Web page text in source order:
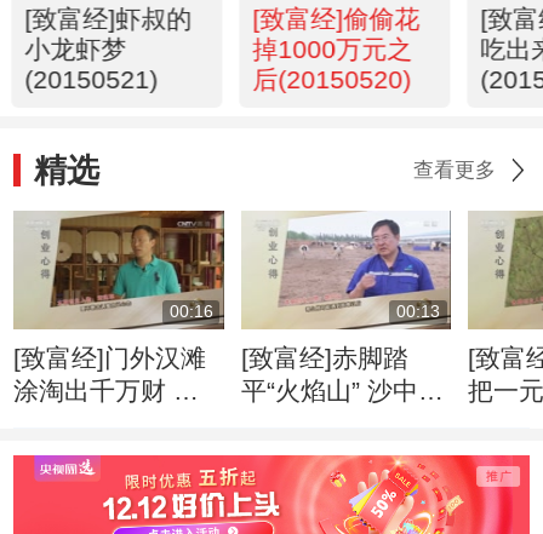
[致富经]虾叔的
小龙虾梦
(20150521)
[致富经]偷偷花
掉1000万元之
后(20150520)
[致
吃出
精选 查看更多
00:16
[致富经]门外汉滩
涂淘出千万财 创
00:13
[致富经]赤脚踏
平“火焰山” 沙中掘
得
[致富
把一